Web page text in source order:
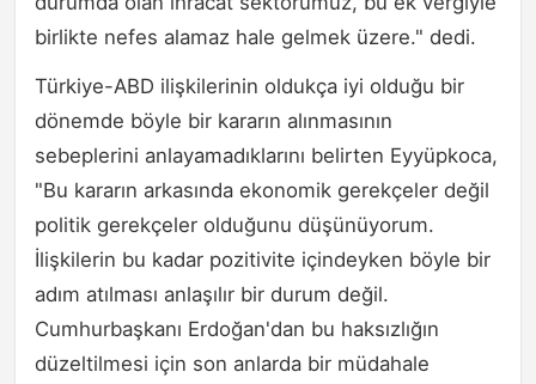
birlikte nefes alamaz hale gelmek üzere." dedi.
Türkiye-ABD ilişkilerinin oldukça iyi olduğu bir
dönemde böyle bir kararın alınmasının
sebeplerini anlayamadıklarını belirten Eyyüpkoca,
"Bu kararın arkasında ekonomik gerekçeler değil
politik gerekçeler olduğunu düşünüyorum.
İlişkilerin bu kadar pozitivite içindeyken böyle bir
adım atılması anlaşılır bir durum değil.
Cumhurbaşkanı Erdoğan'dan bu haksızlığın
düzeltilmesi için son anlarda bir müdahale